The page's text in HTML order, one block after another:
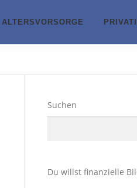
ALTERSVORSORGE
Suchen
Du willst finanzielle